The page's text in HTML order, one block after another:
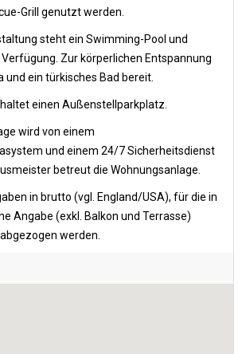
Grill genutzt werden.
steht ein Swimming-Pool und
Zur körperlichen Entspannung
und ein türkisches Bad bereit.
einen Außenstellparkplatz.
wird von einem
und einem 24/7 Sicherheitsdienst
betreut die Wohnungsanlage.
in brutto (vgl. England/USA), für die in
Angabe (exkl. Balkon und Terrasse)
werden.